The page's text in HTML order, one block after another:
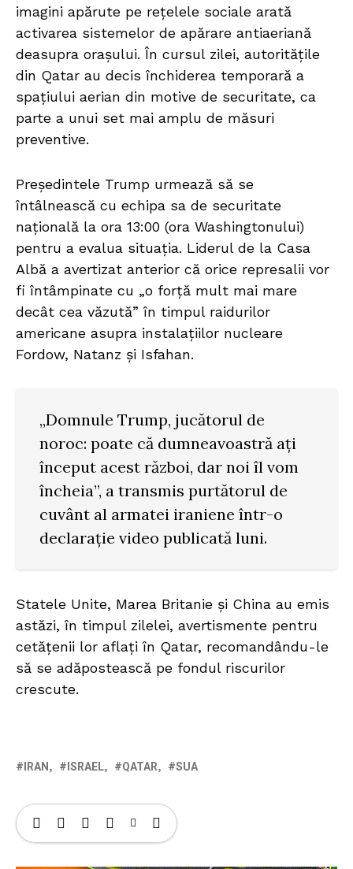
imagini apărute pe rețelele sociale arată
activarea sistemelor de apărare antiaeriană
deasupra orașului. În cursul zilei, autoritățile
din Qatar au decis închiderea temporară a
spațiului aerian din motive de securitate, ca
parte a unui set mai amplu de măsuri
preventive.
Președintele Trump urmează să se
întâlnească cu echipa sa de securitate
națională la ora 13:00 (ora Washingtonului)
pentru a evalua situația. Liderul de la Casa
Albă a avertizat anterior că orice represalii vor
fi întâmpinate cu „o forță mult mai mare
decât cea văzută” în timpul raidurilor
americane asupra instalațiilor nucleare
Fordow, Natanz și Isfahan.
„Domnule Trump, jucătorul de
noroc: poate că dumneavoastră ați
început acest război, dar noi îl vom
încheia”, a transmis purtătorul de
cuvânt al armatei iraniene într-o
declarație video publicată luni.
Statele Unite, Marea Britanie și China au emis
astăzi, în timpul zilelei, avertismente pentru
cetățenii lor aflați în Qatar, recomandându-le
să se adăpostească pe fondul riscurilor
crescute.
IRAN ISRAEL QATAR SUA